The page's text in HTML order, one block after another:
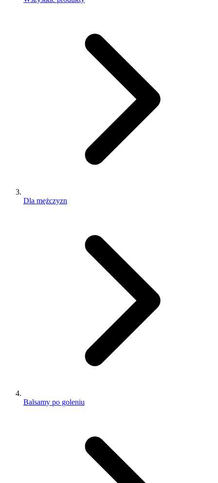
Dla mężczyzn
Balsamy po goleniu